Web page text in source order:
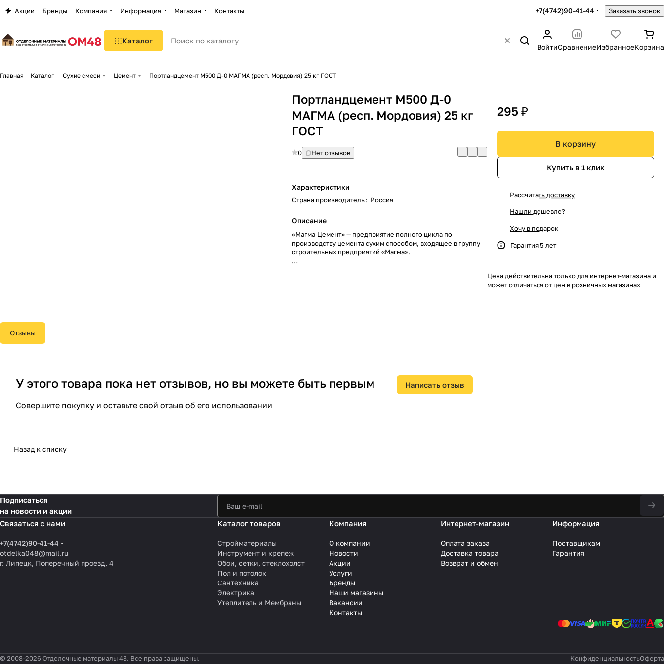
Акции Бренды Компания Информация Магазин Контакты +7(4742)90-41-44 Заказать звонок
Каталог
ВойтиСравнениеИзбранноеКорзина
Главная Каталог Сухие смеси Цемент Портландцемент М500 Д-0 МАГМА (респ. Мордовия) 25 кг ГОСТ
Портландцемент М500 Д-0
МАГМА (респ. Мордовия) 25 кг
ГОСТ
0 Нет отзывов
Характеристики
Страна производитель: Россия
Описание
«Магма‑Цемент» — предприятие полного цикла по
производству цемента сухим способом, входящее в группу
строительных предприятий «Магма».
295 ₽
В корзину
Купить в 1 клик
Рассчитать доставку
Нашли дешевле?
Хочу в подарок
Гарантия 5 лет
Цена действительна только для интернет-магазина и
может отличаться от цен в розничных магазинах
Отзывы
У этого товара пока нет отзывов, но вы можете быть первым
Совершите покупку и оставьте свой отзыв об его использовании
Написать отзыв
Назад к списку
Подписаться
на новости и акции
Связаться с нами
+7(4742)90-41-44
otdelka048@mail.ru
г. Липецк, Поперечный проезд, 4
Каталог товаров
Стройматериалы
Инструмент и крепеж
Обои, сетки, стеклохолст
Пол и потолок
Сантехника
Электрика
Утеплитель и Мембраны
Компания
О компании
Новости
Акции
Услуги
Бренды
Наши магазины
Вакансии
Контакты
Интернет-магазин
Оплата заказа
Доставка товара
Возврат и обмен
Информация
Поставщикам
Гарантия
© 2008-2026 Отделочные материалы 48. Все права защищены. КонфиденциальностьОферта